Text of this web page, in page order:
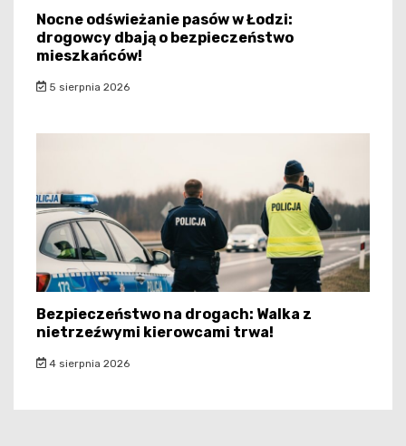
Nocne odświeżanie pasów w Łodzi:
drogowcy dbają o bezpieczeństwo
mieszkańców!
5 sierpnia 2026
Bezpieczeństwo na drogach: Walka z
nietrzeźwymi kierowcami trwa!
4 sierpnia 2026